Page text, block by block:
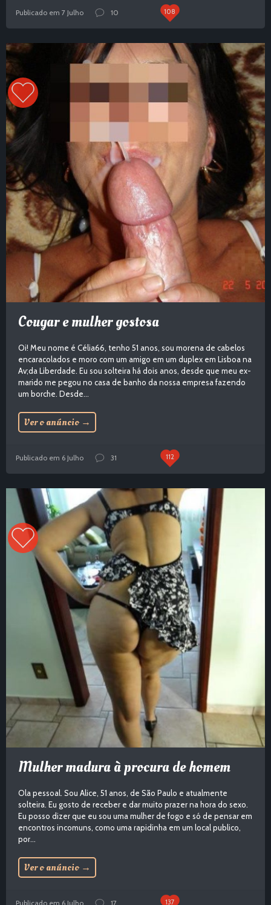
Publicado em 7 Julho 10 108
Cougar e mulher gostosa
Oi! Meu nome é Célia66, tenho 51 anos, sou morena de cabelos
encaracolados e moro com um amigo em um duplex em Lisboa na
Av;da Liberdade. Eu sou solteira há dois anos, desde que meu ex-
marido me pegou no casa de banho da nossa empresa fazendo
um borche. Desde...
Ver o anúncio →
Publicado em 6 Julho 31 112
Mulher madura à procura de homem
Ola pessoal. Sou Alice, 51 anos, de São Paulo e atualmente
solteira. Eu gosto de receber e dar muito prazer na hora do sexo.
Eu posso dizer que eu sou uma mulher de fogo e só de pensar em
encontros incomuns, como uma rapidinha em um local publico,
por...
Ver o anúncio →
Publicado em 6 Julho 17 137